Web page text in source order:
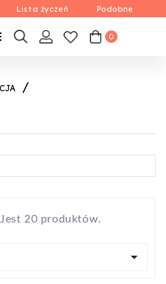
Lista życzeń Podobne
0
Jest 20 produktów.
